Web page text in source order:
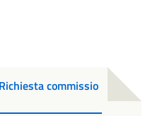
commissio